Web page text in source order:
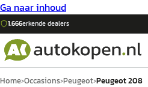
Ga naar inhoud
1.666erkende dealers
Home›Occasions›Peugeot›Peugeot 208